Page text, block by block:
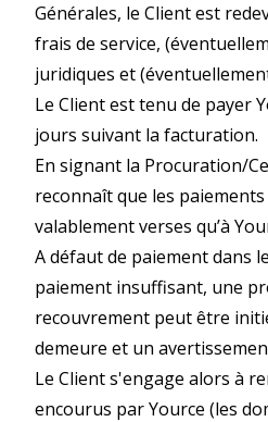
Générales, le Client est
frais de service,
juridiques et
Le Client est tenu de payer
jours suivant la facturation.
En signant la Procuration/
reconnaît que les
valablement verses qu’à
A défaut de paiement dans
paiement insuffisant, une
recouvrement peut être
demeure et un
Le Client s'engage alors à
encourus par Yource (les